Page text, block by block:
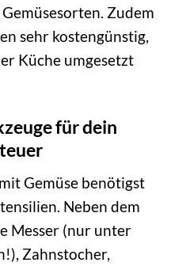
Zudem
sehr kostengünstig,
Küche umgesetzt
für dein
Gemüse benötigst
Neben dem
Messer (nur unter
Zahnstocher,